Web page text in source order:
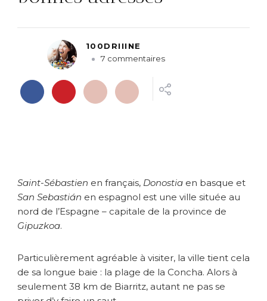
100DRIIINE
7 commentairess
r
S
s
t
i
l
e
s
Saint-Sébastien en français, Donostia en basque et
San Sebastián en espagnol est une ville située au
nord de l’Espagne – capitale de la province de
Gipuzkoa.
Particulièrement agréable à visiter, la ville tient cela
de sa longue baie : la plage de la Concha. Alors à
seulement 38 km de Biarritz, autant ne pas se